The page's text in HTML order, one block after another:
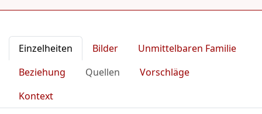
Einzelheiten Bilder
Unmittelbaren Familie
Beziehung
Quellen
Vorschläge
Kontext